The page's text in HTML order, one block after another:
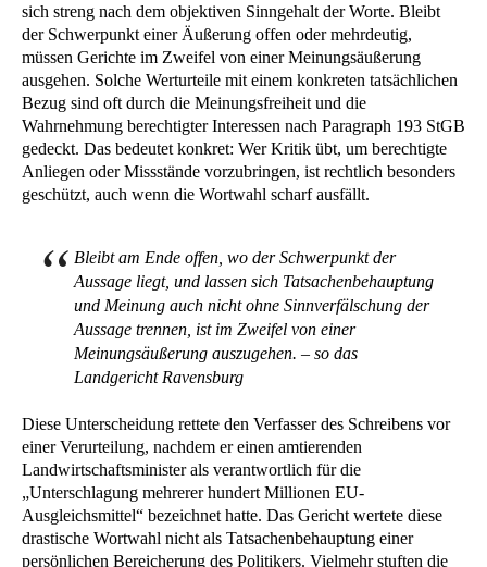
sich streng nach dem objektiven Sinngehalt der Worte. Bleibt
der Schwerpunkt einer Äußerung offen oder mehrdeutig,
müssen Gerichte im Zweifel von einer Meinungsäußerung
ausgehen. Solche Werturteile mit einem konkreten tatsächlichen
Bezug sind oft durch die Meinungsfreiheit und die
Wahrnehmung berechtigter Interessen nach Paragraph 193 StGB
gedeckt. Das bedeutet konkret: Wer Kritik übt, um berechtigte
Anliegen oder Missstände vorzubringen, ist rechtlich besonders
geschützt, auch wenn die Wortwahl scharf ausfällt.
Bleibt am Ende offen, wo der Schwerpunkt der
Aussage liegt, und lassen sich Tatsachenbehauptung
und Meinung auch nicht ohne Sinnverfälschung der
Aussage trennen, ist im Zweifel von einer
Meinungsäußerung auszugehen. – so das
Landgericht Ravensburg
Diese Unterscheidung rettete den Verfasser des Schreibens vor
einer Verurteilung, nachdem er einen amtierenden
Landwirtschaftsminister als verantwortlich für die
„Unterschlagung mehrerer hundert Millionen EU-
Ausgleichsmittel“ bezeichnet hatte. Das Gericht wertete diese
drastische Wortwahl nicht als Tatsachenbehauptung einer
persönlichen Bereicherung des Politikers. Vielmehr stuften die